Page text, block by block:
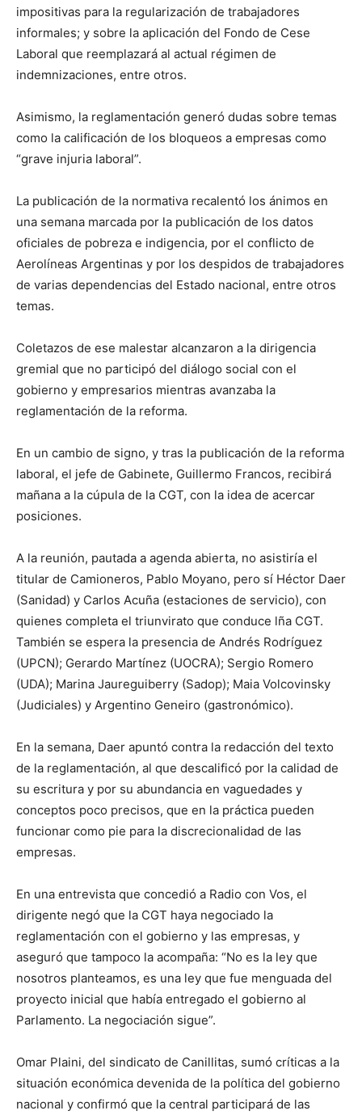
impositivas para la regularización de trabajadores
informales; y sobre la aplicación del Fondo de Cese
Laboral que reemplazará al actual régimen de
indemnizaciones, entre otros.
Asimismo, la reglamentación generó dudas sobre temas
como la calificación de los bloqueos a empresas como
“grave injuria laboral”.
La publicación de la normativa recalentó los ánimos en
una semana marcada por la publicación de los datos
oficiales de pobreza e indigencia, por el conflicto de
Aerolíneas Argentinas y por los despidos de trabajadores
de varias dependencias del Estado nacional, entre otros
temas.
Coletazos de ese malestar alcanzaron a la dirigencia
gremial que no participó del diálogo social con el
gobierno y empresarios mientras avanzaba la
reglamentación de la reforma.
En un cambio de signo, y tras la publicación de la reforma
laboral, el jefe de Gabinete, Guillermo Francos, recibirá
mañana a la cúpula de la CGT, con la idea de acercar
posiciones.
A la reunión, pautada a agenda abierta, no asistiría el
titular de Camioneros, Pablo Moyano, pero sí Héctor Daer
(Sanidad) y Carlos Acuña (estaciones de servicio), con
quienes completa el triunvirato que conduce lña CGT.
También se espera la presencia de Andrés Rodríguez
(UPCN); Gerardo Martínez (UOCRA); Sergio Romero
(UDA); Marina Jaureguiberry (Sadop); Maia Volcovinsky
(Judiciales) y Argentino Geneiro (gastronómico).
En la semana, Daer apuntó contra la redacción del texto
de la reglamentación, al que descalificó por la calidad de
su escritura y por su abundancia en vaguedades y
conceptos poco precisos, que en la práctica pueden
funcionar como pie para la discrecionalidad de las
empresas.
En una entrevista que concedió a Radio con Vos, el
dirigente negó que la CGT haya negociado la
reglamentación con el gobierno y las empresas, y
aseguró que tampoco la acompaña: “No es la ley que
nosotros planteamos, es una ley que fue menguada del
proyecto inicial que había entregado el gobierno al
Parlamento. La negociación sigue”.
Omar Plaini, del sindicato de Canillitas, sumó críticas a la
situación económica devenida de la política del gobierno
nacional y confirmó que la central participará de las